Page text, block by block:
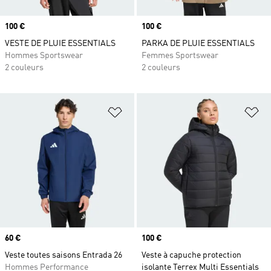
Prix
100 €
VESTE DE PLUIE ESSENTIALS
Hommes Sportswear
2 couleurs
Prix
100 €
PARKA DE PLUIE ESSENTIALS
Femmes Sportswear
2 couleurs
Ajouter à la Liste de produits
Prix
60 €
Veste toutes saisons Entrada 26
Hommes Performance
Prix
100 €
Veste à capuche protection
isolante Terrex Multi Essentials